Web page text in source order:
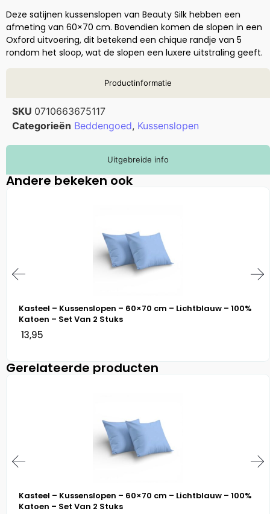
Deze satijnen kussenslopen van Beauty Silk hebben een
afmeting van 60×70 cm. Bovendien komen de slopen in een
Oxford uitvoering, dit betekend een chique randje van 5
rondom het sloop, wat de slopen een luxere uitstraling geeft.
Productinformatie
Uitgebreide info
SKU 0710663675117
Categorieën Beddengoed, Kussenslopen
Andere bekeken ook
Kasteel – Kussenslopen – 60×70 cm – Lichtblauw – 100%
Katoen – Set Van 2 Stuks
13,95
Gerelateerde producten
Kasteel – Kussenslopen – 60×70 cm – Lichtblauw – 100%
Katoen – Set Van 2 Stuks